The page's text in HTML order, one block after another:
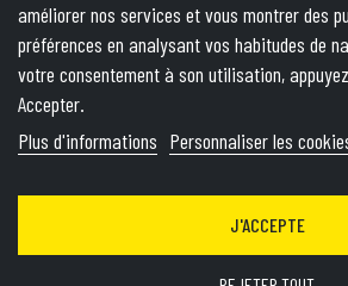
PRODUITS
NOTRE SOCIÉTÉ
VOTRE COMPTE
améliorer nos services et vous montrer des
préférences en analysant vos habitudes de
votre consentement à son utilisation,
Accepter.
Plus d'informations Personnaliser les
J'ACCEPTE
© 2026 - Theme by Wepika- This site is